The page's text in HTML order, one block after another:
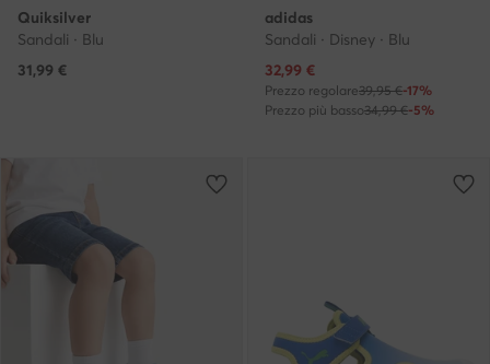
Quiksilver
Sandali · Blu
31,99 €
adidas
Sandali · Disney · Blu
Prezzo attuale
32,99 €
Prezzo regolare39,95 €-17%
Prezzo più basso34,99 €-5%